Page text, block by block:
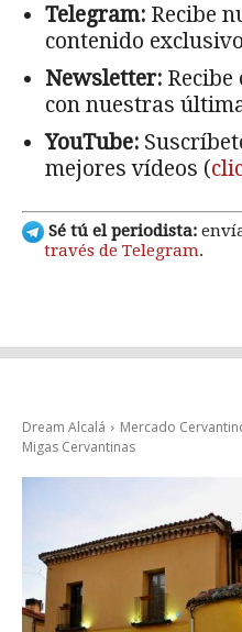
Telegram: Recibe
contenido
Newsletter:
con nuestras
YouTube:
mejores vídeos (
Sé tú el periodista:
través de Telegram.